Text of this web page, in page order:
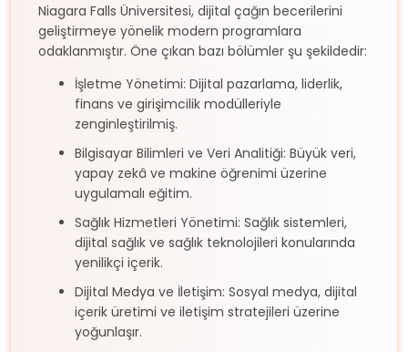
Niagara Falls Üniversitesi, dijital çağın becerilerini
geliştirmeye yönelik modern programlara
odaklanmıştır. Öne çıkan bazı bölümler şu şekildedir:
İşletme Yönetimi: Dijital pazarlama, liderlik,
finans ve girişimcilik modülleriyle
zenginleştirilmiş.
Bilgisayar Bilimleri ve Veri Analitiği: Büyük veri,
yapay zekâ ve makine öğrenimi üzerine
uygulamalı eğitim.
Sağlık Hizmetleri Yönetimi: Sağlık sistemleri,
dijital sağlık ve sağlık teknolojileri konularında
yenilikçi içerik.
Dijital Medya ve İletişim: Sosyal medya, dijital
içerik üretimi ve iletişim stratejileri üzerine
yoğunlaşır.